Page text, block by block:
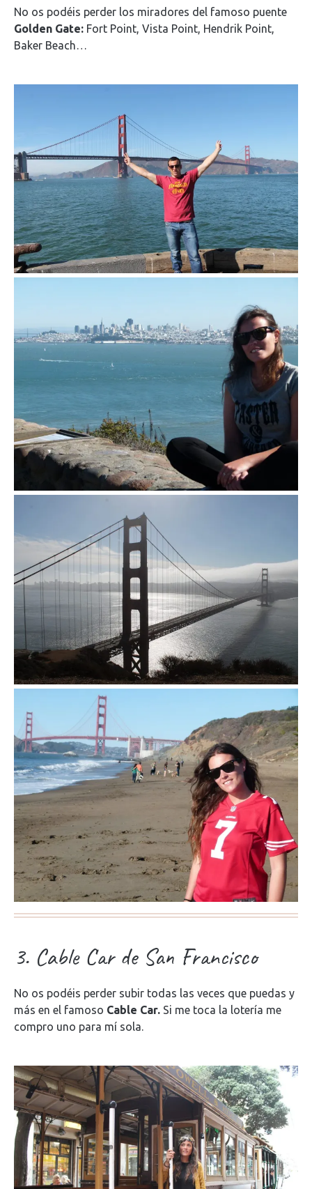
No os podéis perder los miradores del famoso puente
Golden Gate: Fort Point, Vista Point, Hendrik Point,
Baker Beach…
3. Cable Car de San Francisco
No os podéis perder subir todas las veces que puedas y
más en el famoso Cable Car. Si me toca la lotería me
compro uno para mí sola.